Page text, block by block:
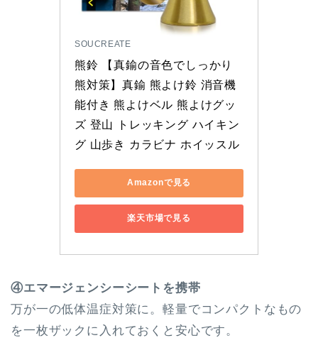
SOUCREATE
熊鈴 【真鍮の音色でしっかり
熊対策】真鍮 熊よけ鈴 消音機
能付き 熊よけベル 熊よけグッ
ズ 登山 トレッキング ハイキン
グ 山歩き カラビナ ホイッスル
Amazonで見る
楽天市場で見る
④エマージェンシーシートを携帯
万が一の低体温症対策に。軽量でコンパクトなもの
を一枚ザックに入れておくと安心です。